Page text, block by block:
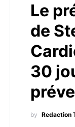
Le
de
30
by Redaction